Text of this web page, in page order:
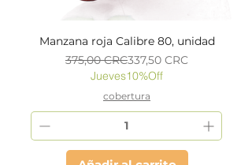
Manzana roja Calibre 80, unidad
Precio
375,00 CRCPrecio de oferta
337,50 CRC
Jueves10%Off
cobertura